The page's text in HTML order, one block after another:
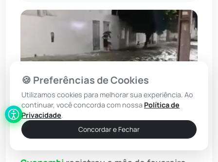
Foto: WhatsApp/Achei Sudoeste
🍪 Preferências de Cookies
Utilizamos cookies para melhorar sua experiência. Ao
continuar, você concorda com nossa Política de
Privacidade.
Concordar e Fechar